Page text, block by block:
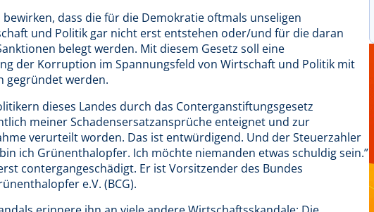
dass die für die Demokratie oftmals unseligen
und Politik gar nicht erst entstehen oder/und für die daran
belegt werden. Mit diesem Gesetz soll eine
der Korruption im Spannungsfeld von Wirtschaft und Politik mit
gegründet werden.
dieses Landes durch das Conterganstiftungsgesetz
meiner Schadensersatzansprüche enteignet und zur
verurteilt worden. Das ist entwürdigend. Und der Steuerzahler
ich Grünenthalopfer. Ich möchte niemanden etwas schuldig sein.”
contergangeschädigt. Er ist Vorsitzender des Bundes
e.V. (BCG).